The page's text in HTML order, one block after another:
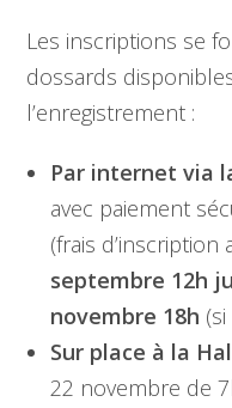
Les inscriptions se
dossards
l’enregistrement :
Par internet via
avec paiement
(frais
septembre 12h
novembre 18h
Sur place à la
22 novembre de